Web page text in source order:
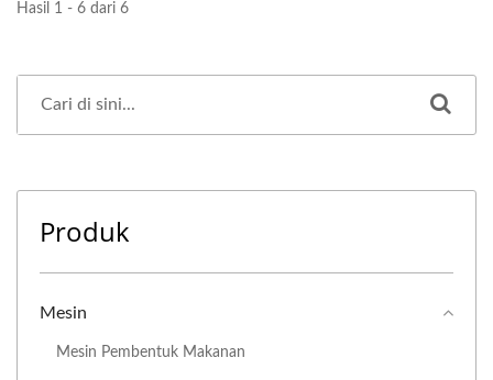
Hasil 1 - 6 dari 6
Produk
Mesin
Mesin Pembentuk Makanan